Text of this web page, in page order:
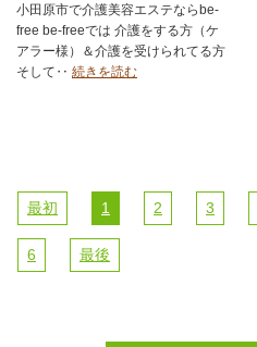
スキンケアショップ＆エス
テサロン｜ダーマロジカ｜
お得なメニュー｜フェイシ
小田原市で介護美容エステならbe-
free be-freeでは 介護をする方（ケ
アラー様）＆介護を受けられてる方
そして‥ 続きを読む
最初 1 2 3
6 最後